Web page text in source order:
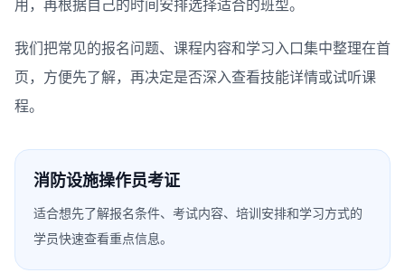
用，再根据自己的时间安排选择适合的班型。
我们把常见的报名问题、课程内容和学习入口集中整理在首
页，方便先了解，再决定是否深入查看技能详情或试听课
程。
消防设施操作员考证
适合想先了解报名条件、考试内容、培训安排和学习方式的
学员快速查看重点信息。